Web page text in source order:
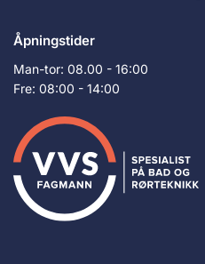
Åpningstider
Man-tor: 08.00 - 16:00
Fre: 08:00 - 14:00